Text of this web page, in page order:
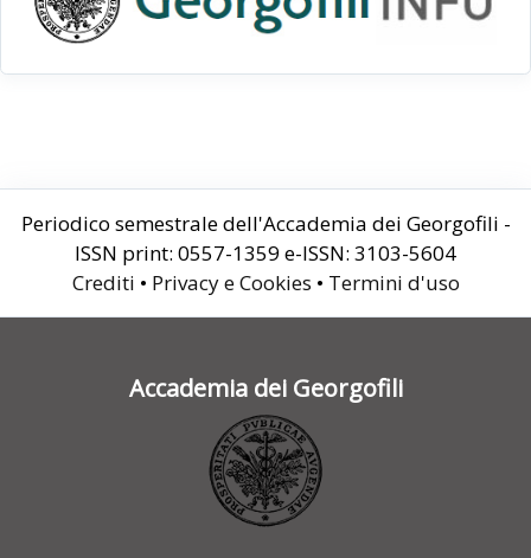
Periodico semestrale dell'Accademia dei Georgofili -
ISSN print: 0557-1359 e-ISSN: 3103-5604
Crediti • Privacy e Cookies • Termini d'uso
Accademia dei Georgofili